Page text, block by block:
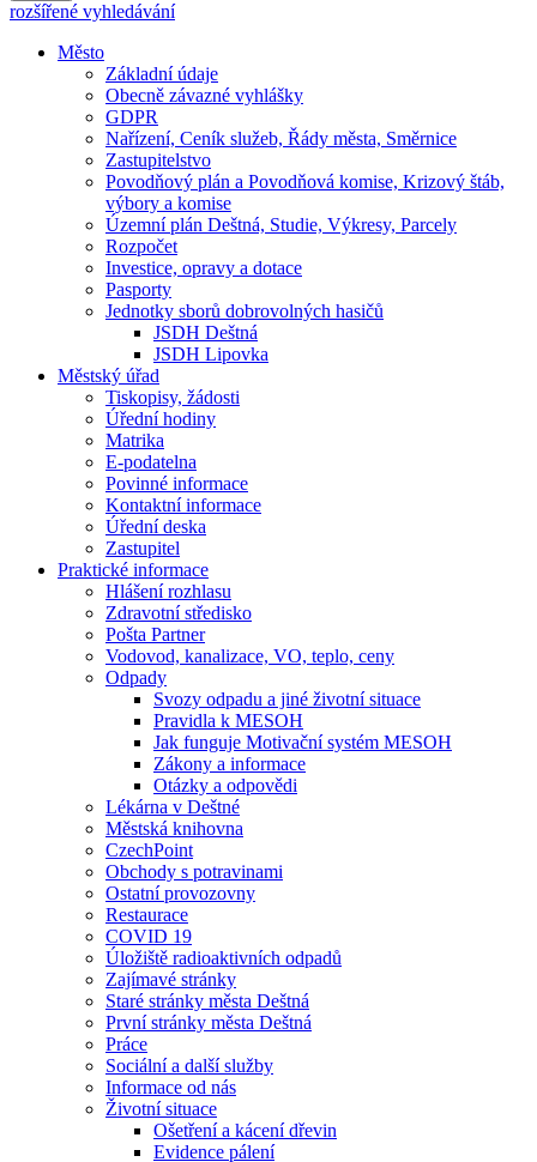
rozšířené vyhledávání
Město
Základní údaje
Obecně závazné vyhlášky
GDPR
Nařízení, Ceník služeb, Řády města, Směrnice
Zastupitelstvo
Povodňový plán a Povodňová komise, Krizový štáb,
výbory a komise
Územní plán Deštná, Studie, Výkresy, Parcely
Rozpočet
Investice, opravy a dotace
Pasporty
Jednotky sborů dobrovolných hasičů
JSDH Deštná
JSDH Lipovka
Městský úřad
Tiskopisy, žádosti
Úřední hodiny
Matrika
E-podatelna
Povinné informace
Kontaktní informace
Úřední deska
Zastupitel
Praktické informace
Hlášení rozhlasu
Zdravotní středisko
Pošta Partner
Vodovod, kanalizace, VO, teplo, ceny
Odpady
Svozy odpadu a jiné životní situace
Pravidla k MESOH
Jak funguje Motivační systém MESOH
Zákony a informace
Otázky a odpovědi
Lékárna v Deštné
Městská knihovna
CzechPoint
Obchody s potravinami
Ostatní provozovny
Restaurace
COVID 19
Úložiště radioaktivních odpadů
Zajímavé stránky
Staré stránky města Deštná
První stránky města Deštná
Práce
Sociální a další služby
Informace od nás
Životní situace
Ošetření a kácení dřevin
Evidence pálení